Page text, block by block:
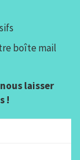
boîte mail
laisser
!